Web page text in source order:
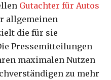
Gutachter für Autos
allgemeinen
die für sie
Pressemitteilungen
maximalen Nutzen
zu mehr